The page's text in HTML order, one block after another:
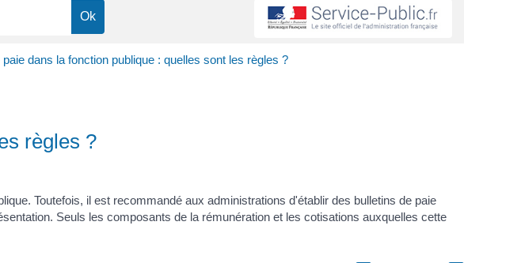
paie dans la fonction publique : quelles sont les règles ?
règles ?
Toutefois, il est recommandé aux administrations d'établir des bulletins de paie
Seuls les composants de la rémunération et les cotisations auxquelles cette